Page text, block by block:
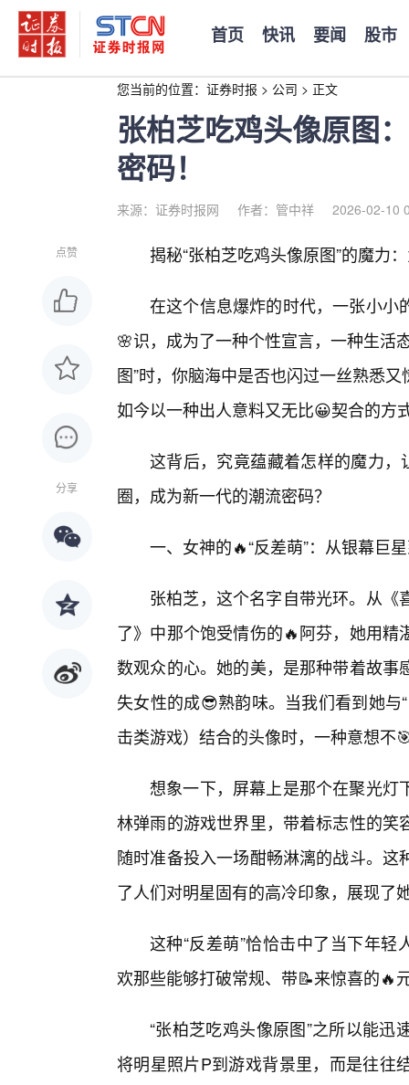
首页 快讯 要闻 股市
您当前的位置： 证券时报 > 公司 > 正文
张柏芝吃鸡头像原图
密码！
来源：证券时报网 作者：管中祥 2026-02-10
点赞
分享
揭秘“张柏芝吃鸡头像原图”的魔力
在这个信息爆炸的时代，一张小
🌸识，成为了一种个性宣言，一种生活
图”时，你脑海中是否也闪过一丝熟悉
如今以一种出人意料又无比😀契合的方
这背后，究竟蕴藏着怎样的魔力，
圈，成为新一代的潮流密码？
一、女神的🔥“反差萌”：从银幕巨
张柏芝，这个名字自带光环。从
了》中那个饱受情伤的🔥阿芬，她用
数观众的心。她的美，是那种带着故
失女性的成😎熟韵味。当我们看到她
击类游戏）结合的头像时，一种意想不
想象一下，屏幕上是那个在聚光灯
林弹雨的游戏世界里，带着标志性的
随时准备投入一场酣畅淋漓的战斗。
了人们对明星固有的高冷印象，展现了
这种“反差萌”恰恰击中了当下年
欢那些能够打破常规、带📝来惊喜的🔥
“张柏芝吃鸡头像原图”之所以能
将明星照片P到游戏背景里，而是往往